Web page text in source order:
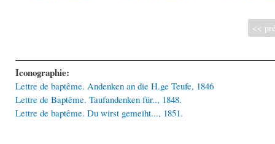
<<
Iconographie:
Lettre de baptême. Andenken an die H.ge Teufe, 1846
Lettre de Baptême. Taufandenken für.., 1848.
Lettre de baptême. Du wirst gemeiht..., 1851.